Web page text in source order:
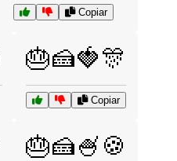
Copiar
🎂🍰🍓🎊
Copiar
🎂🍰🍧🍪